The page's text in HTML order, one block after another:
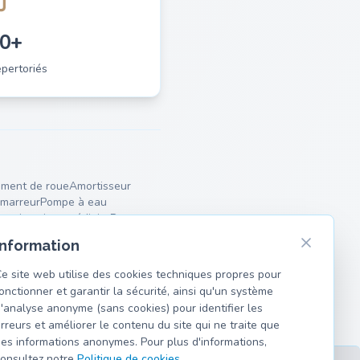
de roueAmortisseur
Pompe à eau
intermédiaireRessorts
site web utilise des cookies techniques propres pour
et garantir la sécurité, ainsi qu'un système
anonyme (sans cookies) pour identifier les
et améliorer le contenu du site qui ne traite que
informations anonymes. Pour plus d'informations,